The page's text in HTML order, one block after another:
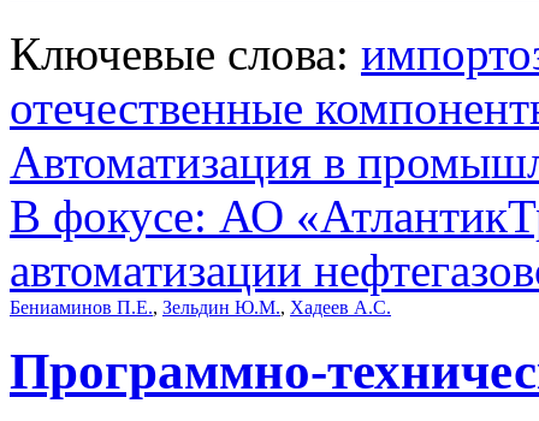
Ключевые слова:
отечественные
Автоматизация в
В фокусе: АО
автоматизации
Бениаминов П.Е., Зельдин Ю.М., Хадеев А.С.
Программно-